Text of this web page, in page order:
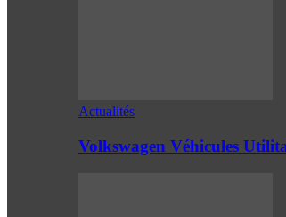
Actualités
Volkswagen Véhicules